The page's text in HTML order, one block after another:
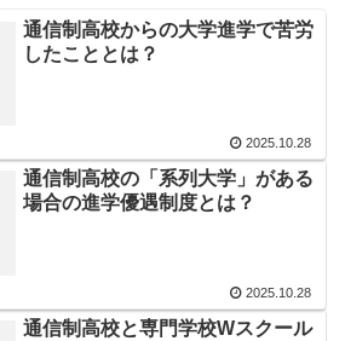
通信制高校からの大学進学で苦労
したこととは？
2025.10.28
通信制高校の「系列大学」がある
場合の進学優遇制度とは？
2025.10.28
通信制高校と専門学校Wスクール